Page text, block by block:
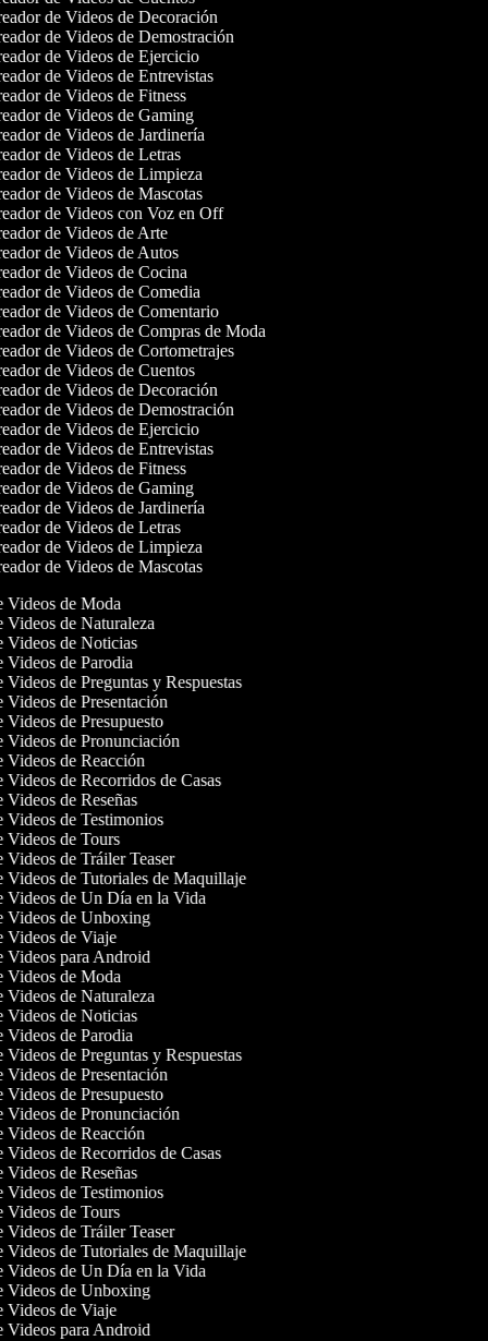
de Videos de Decoración
de Videos de Demostración
de Videos de Ejercicio
de Videos de Entrevistas
de Videos de Fitness
de Videos de Gaming
de Videos de Jardinería
de Videos de Letras
de Videos de Limpieza
de Videos de Mascotas
de Videos con Voz en Off
de Videos de Arte
de Videos de Autos
de Videos de Cocina
de Videos de Comedia
de Videos de Comentario
de Videos de Compras de Moda
de Videos de Cortometrajes
de Videos de Cuentos
de Videos de Decoración
de Videos de Demostración
de Videos de Ejercicio
de Videos de Entrevistas
de Videos de Fitness
de Videos de Gaming
de Videos de Jardinería
de Videos de Letras
de Videos de Limpieza
de Videos de Mascotas
Videos de Moda
Videos de Naturaleza
Videos de Noticias
Videos de Parodia
Videos de Preguntas y Respuestas
Videos de Presentación
Videos de Presupuesto
Videos de Pronunciación
Videos de Reacción
Videos de Recorridos de Casas
Videos de Reseñas
Videos de Testimonios
Videos de Tours
Videos de Tráiler Teaser
Videos de Tutoriales de Maquillaje
Videos de Un Día en la Vida
Videos de Unboxing
Videos de Viaje
Videos para Android
Videos de Moda
Videos de Naturaleza
Videos de Noticias
Videos de Parodia
Videos de Preguntas y Respuestas
Videos de Presentación
Videos de Presupuesto
Videos de Pronunciación
Videos de Reacción
Videos de Recorridos de Casas
Videos de Reseñas
Videos de Testimonios
Videos de Tours
Videos de Tráiler Teaser
Videos de Tutoriales de Maquillaje
Videos de Un Día en la Vida
Videos de Unboxing
Videos de Viaje
Videos para Android